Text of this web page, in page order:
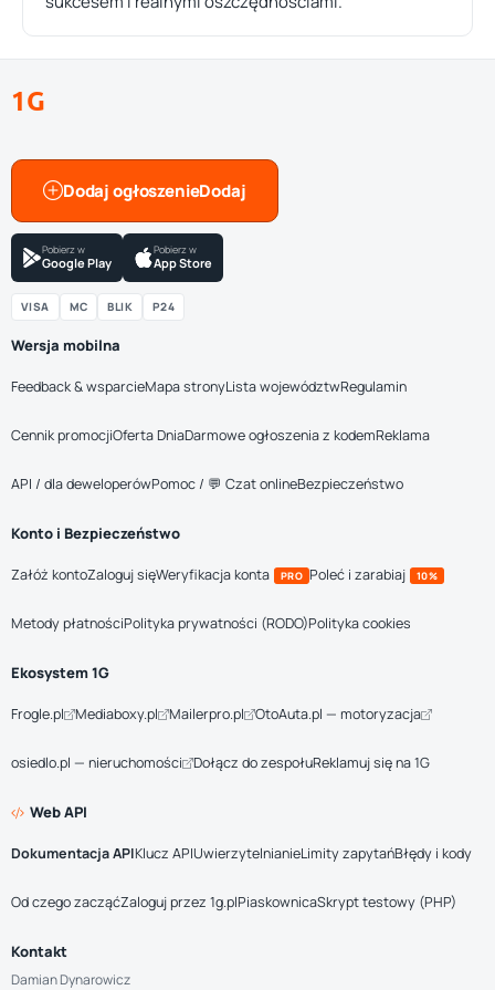
1G
Dodaj ogłoszenie
Pobierz w
Google Play
Pobierz w
App Store
VISA MC BLIK P24
Wersja mobilna
Feedback & wsparcieMapa stronyLista województwRegulamin
Cennik promocjiOferta DniaDarmowe ogłoszenia z kodemReklama
API / dla deweloperówPomoc / 💬 Czat onlineBezpieczeństwo
Konto i Bezpieczeństwo
Załóż kontoZaloguj sięWeryfikacja konta PRO Poleć i zarabiaj 10%
Metody płatnościPolityka prywatności (RODO)Polityka cookies
Ekosystem 1G
Frogle.pl Mediaboxy.pl Mailerpro.pl OtoAuta.pl — motoryzacja
osiedlo.pl — nieruchomości Dołącz do zespołuReklamuj się na 1G
Web API
Dokumentacja APIKlucz APIUwierzytelnianieLimity zapytańBłędy i kody
Od czego zacząćZaloguj przez 1g.plPiaskownicaSkrypt testowy (PHP)
Kontakt
Damian Dynarowicz